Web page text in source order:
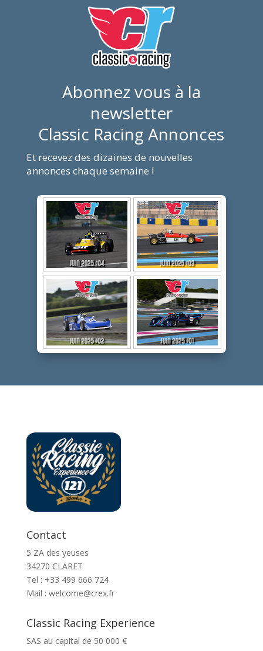
Abonnez vous à la
newsletter
Classic Racing Annonces
Et recevez des dizaines de nouvelles
annonces chaque semaine !
Contact
5 ZA des yeuses
34270 CLARET
Tel : ‭+33 499 666 724‬
Mail : welcome@crex.fr
Classic Racing Experience
SAS au capital de 50 000 €